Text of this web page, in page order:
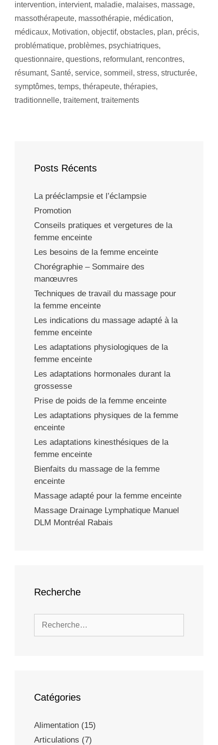
intervention, intervient, maladie, malaises, massage,
massothérapeute, massothérapie, médication,
médicaux, Motivation, objectif, obstacles, plan, précis,
problématique, problèmes, psychiatriques,
questionnaire, questions, reformulant, rencontres,
résumant, Santé, service, sommeil , stress, structurée,
symptômes, temps, thérapeute, thérapies,
traditionnelle, traitement, traitements
Posts Récents
La prééclampsie et l’éclampsie
Promotion
Conseils pratiques et vergetures de la
femme enceinte
Les besoins de la femme enceinte
Chorégraphie – Sommaire des
manœuvres
Techniques de travail du massage pour
la femme enceinte
Les indications du massage adapté à la
femme enceinte
Les adaptations physiologiques de la
femme enceinte
Les adaptations hormonales durant la
grossesse
Prise de poids de la femme enceinte
Les adaptations physiques de la femme
enceinte
Les adaptations kinesthésiques de la
femme enceinte
Bienfaits du massage de la femme
enceinte
Massage adapté pour la femme enceinte
Massage Drainage Lymphatique Manuel
DLM Montréal Rabais
Recherche
Catégories
Alimentation (15)
Articulations (7)